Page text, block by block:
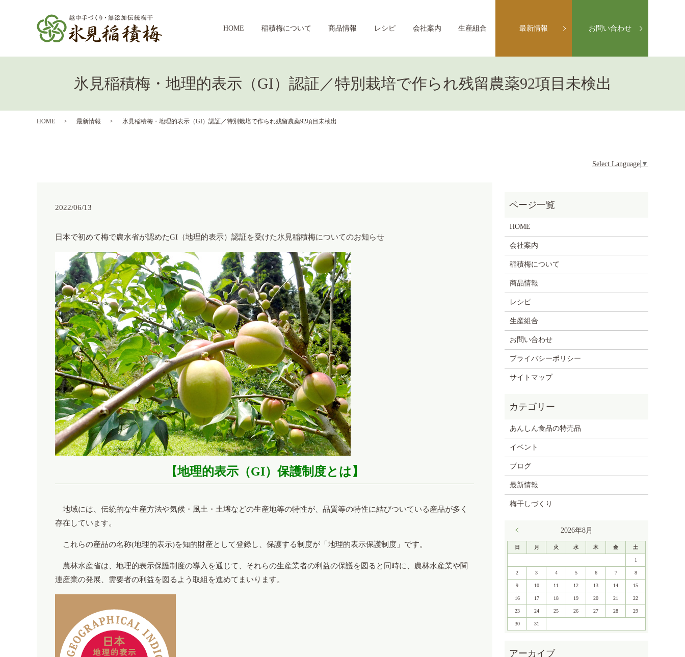
HOME 稲積梅について 商品情報 レシピ 会社案内 生産組合 最新情報 お問い合わせ
氷見稲積梅・地理的表示（GI）認証／特別栽培で作られ残留農薬92項目未検出
HOME 最新情報 氷見稲積梅・地理的表示（GI）認証／特別栽培で作られ残留農薬92項目未検出
Select Language ▼
2022/06/13
日本で初めて梅で農水省が認めたGI（地理的表示）認証を受けた氷見稲積梅についてのお知らせ
【地理的表示（GI）保護制度とは】
地域には、伝統的な生産方法や気候・風土・土壌などの生産地等の特性が、品質等の特性に結びついている産品が多く
存在しています。
これらの産品の名称(地理的表示)を知的財産として登録し、保護する制度が「地理的表示保護制度」です。
農林水産省は、地理的表示保護制度の導入を通じて、それらの生産業者の利益の保護を図ると同時に、農林水産業や関
連産業の発展、需要者の利益を図るよう取組を進めてまいります。
HOME
会社案内
稲積梅について
商品情報
レシピ
生産組合
お問い合わせ
プライバシーポリシー
サイトマップ
あんしん食品の特売品
イベント
ブログ
最新情報
梅干しづくり
2026年8月
日 月 火 水 木 金 土
1
2 3 4 5 6 7 8
9 10 11 12 13 14 15
16 17 18 19 20 21 22
23 24 25 26 27 28 29
30 31